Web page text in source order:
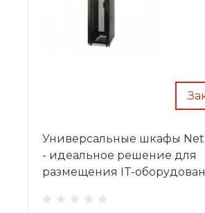
Универсальные шкафы
- идеальное решение для
размещения IT-